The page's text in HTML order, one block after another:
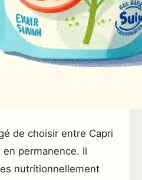
de choisir entre Capri
en permanence. Il
nutritionnellement